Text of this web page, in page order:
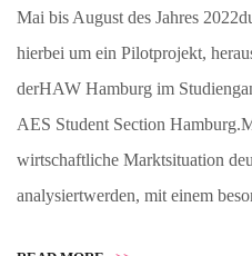
Mai bis August des Jahres
hierbei um ein Pilotprojekt,
derHAW Hamburg im
AES Student Section
wirtschaftliche Marktsituation
analysiertwerden, mit einem